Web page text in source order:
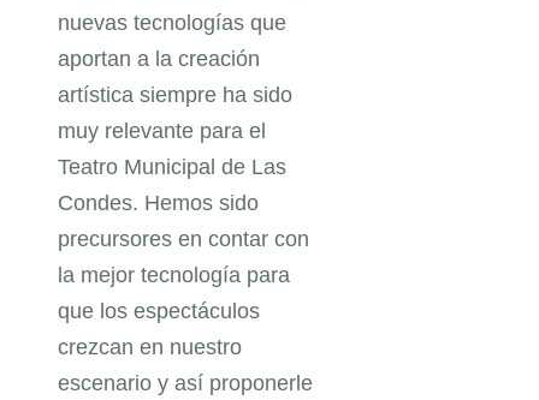
nuevas tecnologías que
aportan a la creación
artística siempre ha sido
muy relevante para el
Teatro Municipal de Las
Condes. Hemos sido
precursores en contar con
la mejor tecnología para
que los espectáculos
crezcan en nuestro
escenario y así proponerle